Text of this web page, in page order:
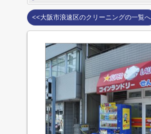
<<大阪市浪速区のクリーニングの一覧へ